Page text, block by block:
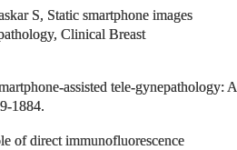
S, Static smartphone images
Clinical Breast
tele‐gynepathology: A
1884.
of direct immunofluorescence